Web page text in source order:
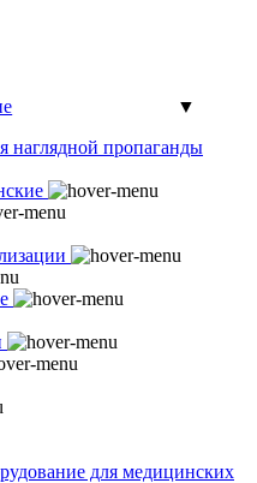
▼
наглядной пропаганды
для медицинских